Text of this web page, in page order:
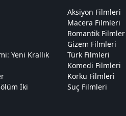
Yeni Krallık
İki
Aksiyon Filmleri
Macera Filmleri
Romantik Filmler
Gizem Filmleri
Türk Filmleri
Komedi Filmleri
Korku Filmleri
Suç Filmleri